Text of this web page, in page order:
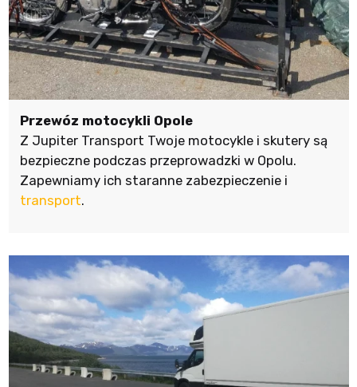
Przewóz motocykli Opole
Z Jupiter Transport Twoje motocykle i skutery są
bezpieczne podczas przeprowadzki w Opolu.
Zapewniamy ich staranne zabezpieczenie i
transport.